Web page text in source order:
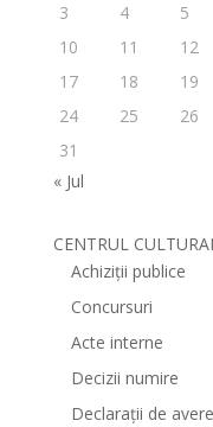
3
4 5
10
11 12
17
18 19
24
25 26
31
« Jul
CENTRUL
Achiziții publice
Concursuri
Acte interne
Decizii numire
Declarații de